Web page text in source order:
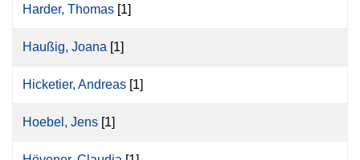
Harder, Thomas [1]
Haußig, Joana [1]
Hicketier, Andreas [1]
Hoebel, Jens [1]